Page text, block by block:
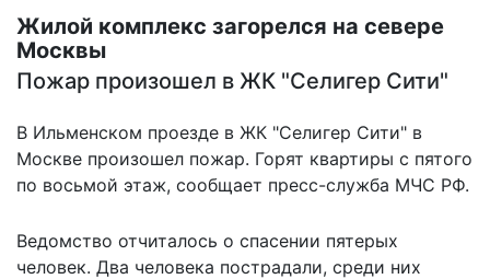
Жилой комплекс загорелся на севере
Москвы
Пожар произошел в ЖК "Селигер Сити"
В Ильменском проезде в ЖК "Селигер Сити" в
Москве произошел пожар. Горят квартиры с пятого
по восьмой этаж, сообщает пресс-служба МЧС РФ.
Ведомство отчиталось о спасении пятерых
человек. Два человека пострадали, среди них